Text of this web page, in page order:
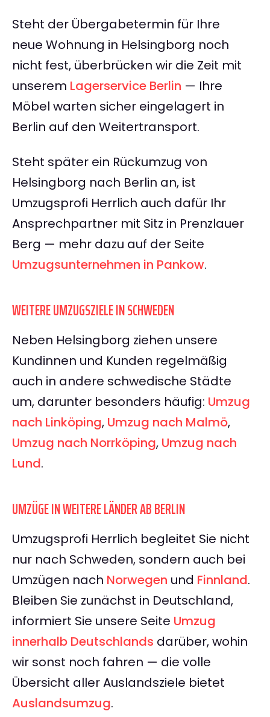
Steht der Übergabetermin für Ihre
neue Wohnung in Helsingborg noch
nicht fest, überbrücken wir die Zeit mit
unserem Lagerservice Berlin — Ihre
Möbel warten sicher eingelagert in
Berlin auf den Weitertransport.
Steht später ein Rückumzug von
Helsingborg nach Berlin an, ist
Umzugsprofi Herrlich auch dafür Ihr
Ansprechpartner mit Sitz in Prenzlauer
Berg — mehr dazu auf der Seite
Umzugsunternehmen in Pankow.
WEITERE UMZUGSZIELE IN SCHWEDEN
Neben Helsingborg ziehen unsere
Kundinnen und Kunden regelmäßig
auch in andere schwedische Städte
um, darunter besonders häufig: Umzug
nach Linköping, Umzug nach Malmö,
Umzug nach Norrköping, Umzug nach
Lund.
UMZÜGE IN WEITERE LÄNDER AB BERLIN
Umzugsprofi Herrlich begleitet Sie nicht
nur nach Schweden, sondern auch bei
Umzügen nach Norwegen und Finnland.
Bleiben Sie zunächst in Deutschland,
informiert Sie unsere Seite Umzug
innerhalb Deutschlands darüber, wohin
wir sonst noch fahren — die volle
Übersicht aller Auslandsziele bietet
Auslandsumzug.